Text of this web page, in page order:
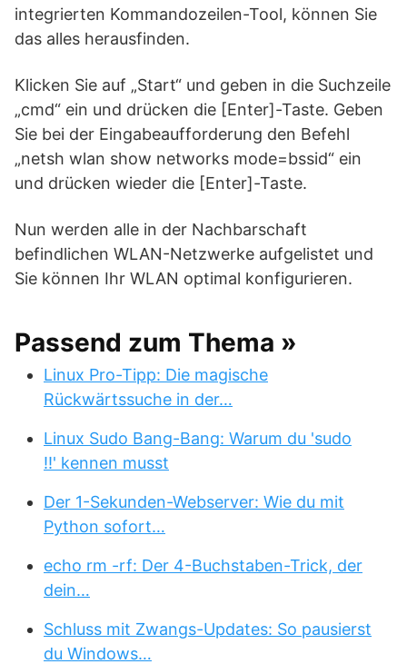
integrierten Kommandozeilen-Tool, können Sie
das alles herausfinden.
Klicken Sie auf „Start“ und geben in die Suchzeile
„cmd“ ein und drücken die [Enter]-Taste. Geben
Sie bei der Eingabeaufforderung den Befehl
„netsh wlan show networks mode=bssid“ ein
und drücken wieder die [Enter]-Taste.
Nun werden alle in der Nachbarschaft
befindlichen WLAN-Netzwerke aufgelistet und
Sie können Ihr WLAN optimal konfigurieren.
Passend zum Thema »
Linux Pro-Tipp: Die magische
Rückwärtssuche in der…
Linux Sudo Bang-Bang: Warum du 'sudo
!!' kennen musst
Der 1-Sekunden-Webserver: Wie du mit
Python sofort…
echo rm -rf: Der 4-Buchstaben-Trick, der
dein…
Schluss mit Zwangs-Updates: So pausierst
du Windows…